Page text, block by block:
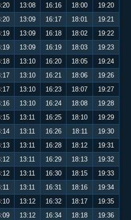
13:08 16:16 18:00
19:20
13:09 16:17 18:01
19:21
13:09 16:18 18:02
19:22
13:09 16:19 18:03
19:23
13:10 16:20 18:05
19:24
13:10 16:21 18:06
19:26
13:10 16:23 18:07
19:27
13:10 16:24 18:08
19:28
13:11 16:25 18:10
19:29
13:11 16:26 18:11
19:30
13:11 16:28 18:12
19:31
13:11 16:29 18:13
19:32
13:11 16:30 18:15
19:33
13:11 16:31 18:16
19:34
13:12 16:32 18:17
19:35
13:12 16:34 18:18
19:36